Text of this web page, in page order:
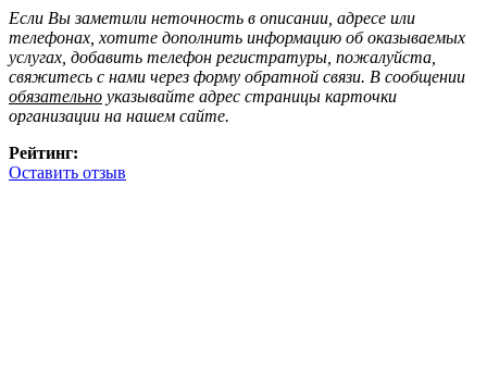
Если Вы заметили неточность в описании, адресе или
телефонах, хотите дополнить информацию об оказываемых
услугах, добавить телефон регистратуры, пожалуйста,
свяжитесь с нами через форму обратной связи. В сообщении
обязательно указывайте адрес страницы карточки
организации на нашем сайте.
Рейтинг:
Оставить отзыв